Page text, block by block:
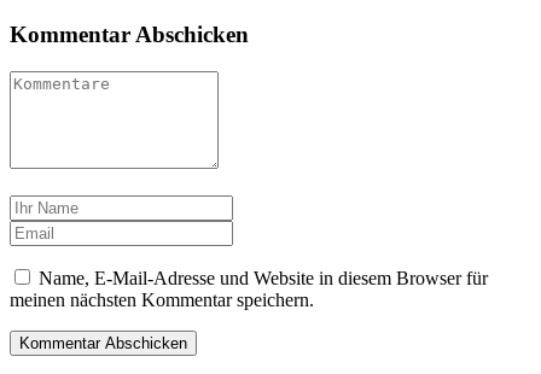
Kommentar Abschicken
Name, E-Mail-Adresse und Website in diesem Browser für
meinen nächsten Kommentar speichern.